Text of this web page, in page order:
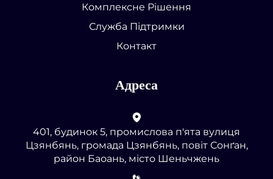
Комплексне Рішення
Служба Підтримки
Контакт
Адреса
401, будинок 5, промислова п'ята вулиця
Цзянбянь, громада Цзянбянь, повіт Сонґан,
район Баоань, місто Шеньчжень